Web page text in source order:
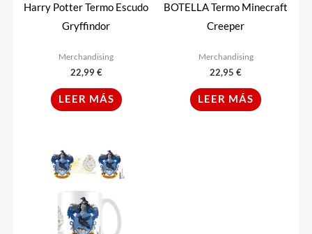
Harry Potter Termo Escudo
Gryffindor
Merchandising
22,99€
LEER MÁS
BOTELLA Termo Minecraft
Creeper
Merchandising
22,95€
LEER MÁS